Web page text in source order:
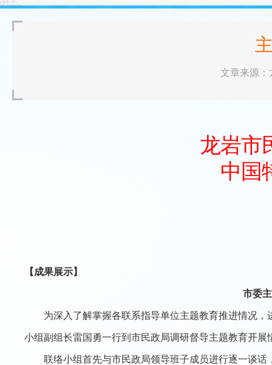
文章来源：
龙岩市
中国
【成果展示】
市委
为深入了解掌握各联系指导单位主题教育推进情况
小组副组长雷国勇一行到市民政局调研督导主题教育开展
联络小组首先与市民政局领导班子成员进行逐一谈